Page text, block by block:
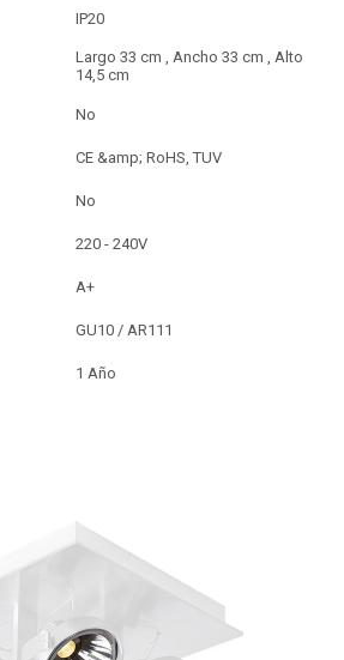
IP20
Largo 33 cm , Ancho 33 cm , Alto
14,5 cm
No
CE &amp; RoHS, TUV
No
220 - 240V
A+
GU10 / AR111
1 Año